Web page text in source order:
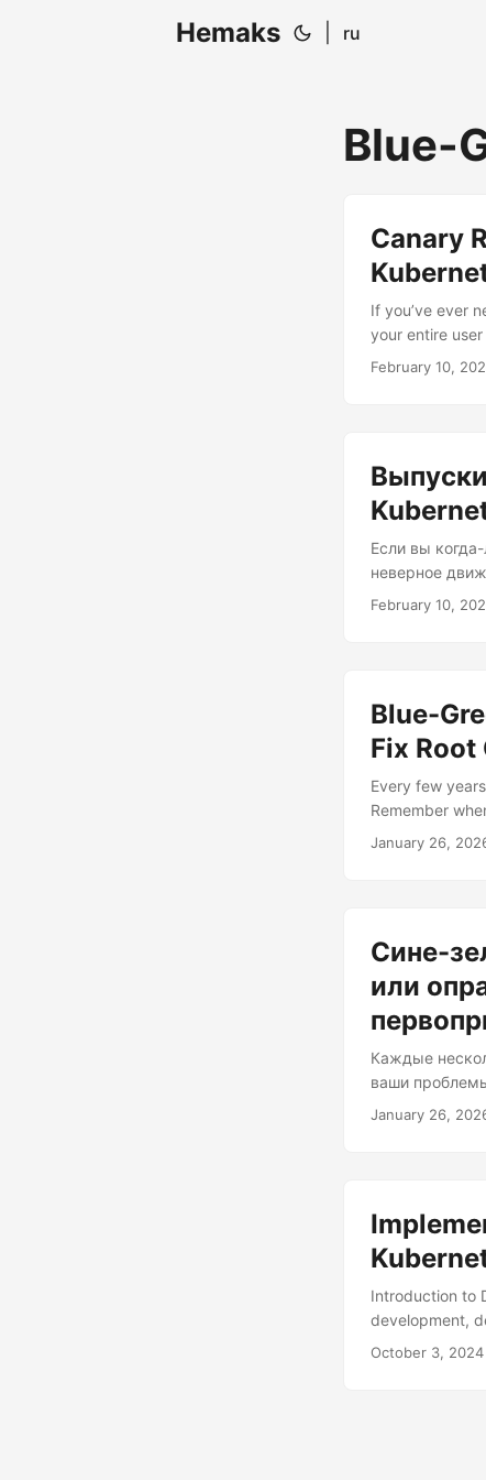
Hemaks ru
Blue-
Canary
If you’ve ever
your entire
consider this
February 10,
Если вы
неверное
вероятно,
February 10,
Blue-
Fix Root
Every few
Remember
decade’s
January 26,
Сине-
или
Каждые
ваши
схеме
архитектуре....
January 26,
Introduction to
development,
with its robust
October 3, 2024